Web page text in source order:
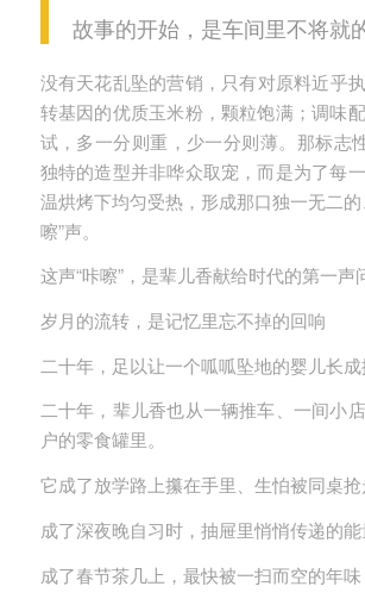
故事的开始，是车间里不将就
没有天花乱坠的营销，只有对原料近
转基因的优质玉米粉，颗粒饱满；调味
试，多一分则重，少一分则薄。那标志
独特的造型并非哗众取宠，而是为了每
温烘烤下均匀受热，形成那口独一无二
嚓”声。
这声“咔嚓”，是辈儿香献给时代的第一声
岁月的流转，是记忆里忘不掉的回响
二十年，足以让一个呱呱坠地的婴儿长成
二十年，辈儿香也从一辆推车、一间小
户的零食罐里。
它成了放学路上攥在手里、生怕被同桌抢
成了深夜晚自习时，抽屉里悄悄传递的能
成了春节茶几上，最快被一扫而空的年味